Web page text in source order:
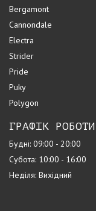
Bergamont
Cannondale
Electra
Strider
Pride
Puky
Polygon
ГРАФІК РОБОТИ
Будні: 09:00 - 20:00
Субота: 10:00 - 16:00
Неділя: Вихідний